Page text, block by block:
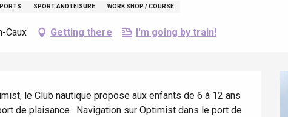
SPORT AND LEISURE WORK SHOP / COURSE
Caux Getting there I'm going by train!
le Club nautique propose aux enfants de 6 à 12 ans
de plaisance . Navigation sur Optimist dans le port de